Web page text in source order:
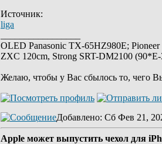
Источник:
liga
OLED Panasonic TX-65HZ980E;
ZXC 120cm, Strong SRT-DM2100
Желаю, чтобы у Вас сбылось то, чего
Добавлено: Сб Фев 21,
Apple может выпустить чехол для